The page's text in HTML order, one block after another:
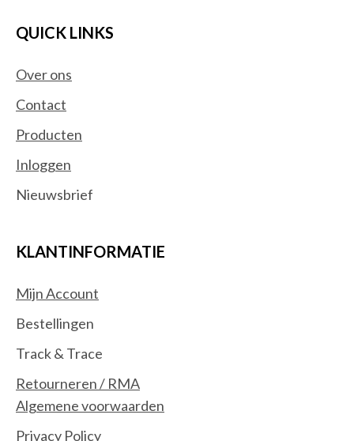
QUICK LINKS
Over ons
Contact
Producten
Inloggen
Nieuwsbrief
KLANTINFORMATIE
Mijn Account
Bestellingen
Track & Trace
Retourneren / RMA
Algemene voorwaarden
Privacy Policy